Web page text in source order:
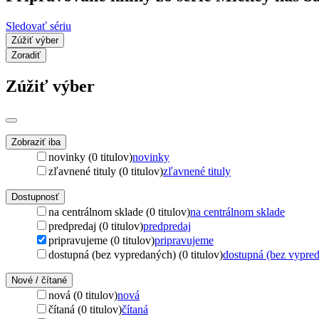
Sledovať sériu
Zúžiť výber
Zoradiť
Zúžiť výber
Zobraziť iba
novinky (0 titulov)novinky
zľavnené tituly (0 titulov)zľavnené tituly
Dostupnosť
na centrálnom sklade (0 titulov)na centrálnom sklade
predpredaj (0 titulov)predpredaj
pripravujeme (0 titulov)pripravujeme
dostupná (bez vypredaných) (0 titulov)dostupná (bez
Nové / čítané
nová (0 titulov)nová
čítaná (0 titulov)čítaná